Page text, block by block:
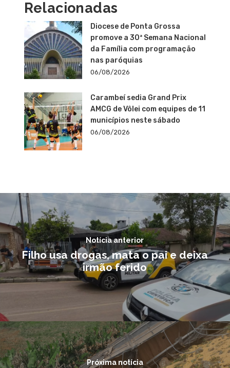
Relacionadas
Diocese de Ponta Grossa
promove a 30ª Semana Nacional
da Família com programação
nas paróquias
06/08/2026
Carambeí sedia Grand Prix
AMCG de Vôlei com equipes de 11
municípios neste sábado
06/08/2026
Notícia anterior
Filho usa drogas, mata o pai e deixa
irmão ferido
Próxima notícia